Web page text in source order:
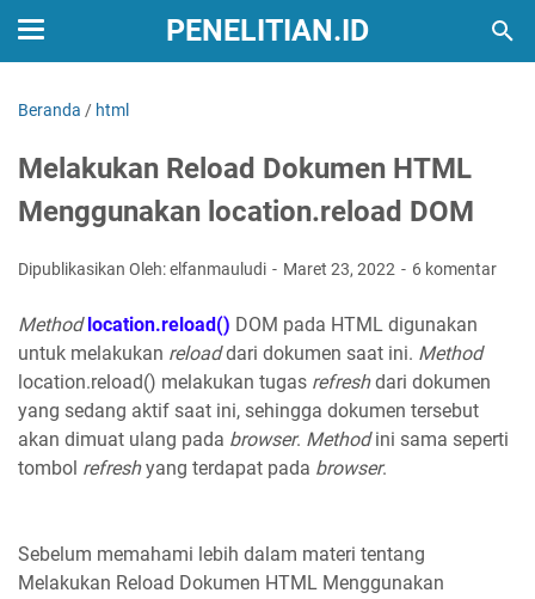
PENELITIAN.ID
Beranda / html
Melakukan Reload Dokumen HTML
Menggunakan location.reload DOM
Dipublikasikan Oleh: elfanmauludi Maret 23, 2022 6 komentar
Methodlocation.reload() DOM pada HTML digunakan
untuk melakukan reloaddari dokumen saat ini. Method
location.reload() melakukan tugas refreshdari dokumen
yang sedang aktif saat ini, sehingga dokumen tersebut
akan dimuat ulang pada browser. Methodini sama seperti
tombol refreshyang terdapat pada browser.
Sebelum memahami lebih dalam materi tentang
Melakukan Reload Dokumen HTML Menggunakan